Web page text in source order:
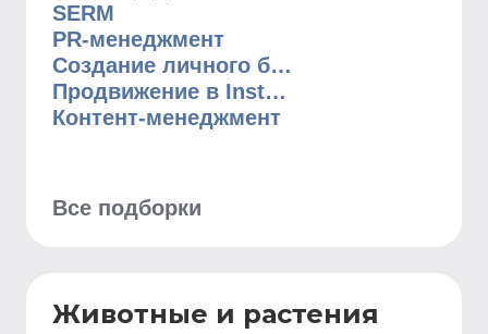
SERM
PR-менеджмент
Создание личного бренда
Продвижение в Instagram
Контент-менеджмент
Все подборки
Животные и растения